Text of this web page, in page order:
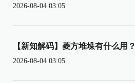
2026-08-04 03:05
【新知解码】菱方堆垛有什么用？
2026-08-04 03:05